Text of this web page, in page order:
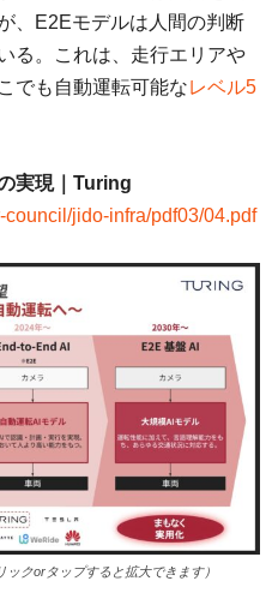
、E2Eモデルは人間の判断
る。これは、走行エリアや
でも自動運転可能なレベル5
実現｜Turing
council/jido-infra/pdf03/04.pdf
クorタップすると拡大できます）